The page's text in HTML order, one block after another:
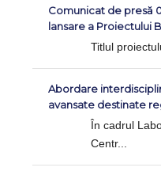
Comunicat de presă
lansare a Proiectului
Titlul
Abordare
avansate destinate
În cadrul
Centr...